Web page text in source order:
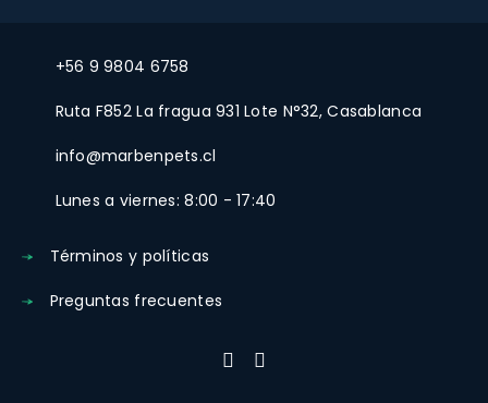
+56 9 9804 6758
Ruta F852 La fragua 931 Lote N°32, Casablanca
info@marbenpets.cl
Lunes a viernes: 8:00 - 17:40
Términos y políticas
Preguntas frecuentes